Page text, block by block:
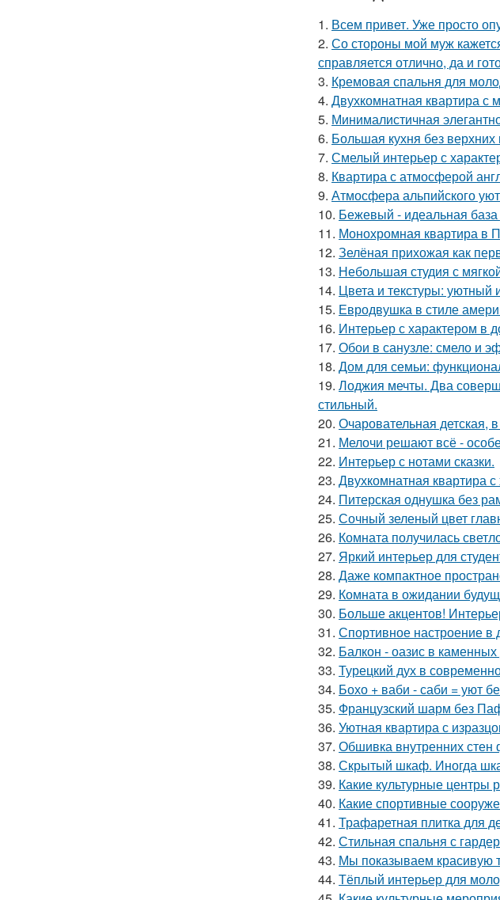
1. Всем привет. Уже просто
2. Со стороны мой муж
справляется отлично, да и
3. Кремовая спальня для
4. Двухкомнатная квартира с
5. Минималистичная
6. Большая кухня без
7. Смелый интерьер с
8. Квартира с атмосферой
9. Атмосфера альпийского
10. Бежевый - идеальная
11. Монохромная квартира в
12. Зелёная прихожая как
13. Небольшая студия с
14. Цвета и текстуры: уютный
15. Евродвушка в стиле
16. Интерьер с характером в
17. Обои в санузле: смело и
18. Дом для семьи:
19. Лоджия мечты. Два
стильный.
20. Очаровательная детская,
21. Мелочи решают всё -
22. Интерьер с нотами сказки.
23. Двухкомнатная квартира
24. Питерская однушка без
25. Сочный зеленый цвет
26. Комната получилась
27. Яркий интерьер для
28. Даже компактное
29. Комната в ожидании
30. Больше акцентов!
31. Спортивное настроение в
32. Балкон - оазис в каменных
33. Турецкий дух в
34. Бохо + ваби - саби = уют
35. Французский шарм без
36. Уютная квартира с
37. Обшивка внутренних стен
38. Скрытый шкаф. Иногда
39. Какие культурные центры
40. Какие спортивные
41. Трафаретная плитка для
42. Стильная спальня с
43. Мы показываем красивую
44. Тёплый интерьер для